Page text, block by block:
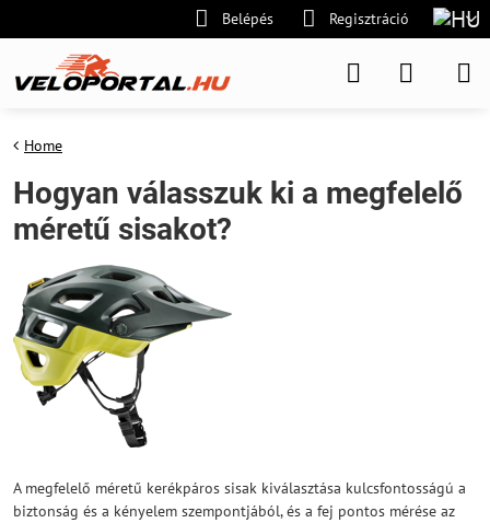
Belépés Regisztráció
Home
Hogyan válasszuk ki a megfelelő
méretű sisakot?
A megfelelő méretű kerékpáros sisak kiválasztása kulcsfontosságú a
biztonság és a kényelem szempontjából, és a fej pontos mérése az